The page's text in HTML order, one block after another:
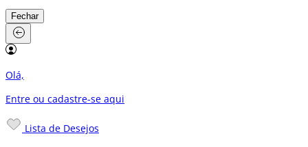
Fechar
Olá,
Entre ou cadastre-se aqui
Lista de Desejos